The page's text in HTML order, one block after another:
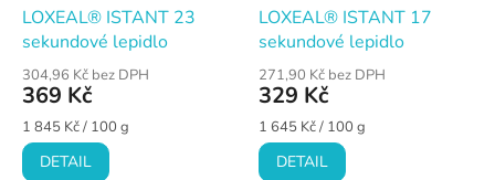
LOXEAL® ISTANT 23
sekundové lepidlo
304,96 Kč bez DPH
369 Kč
Měrná
cena:
1 845 Kč / 100 g
DETAIL
LOXEAL® ISTANT 17
sekundové lepidlo
271,90 Kč bez DPH
329 Kč
Měrná
cena:
1 645 Kč / 100 g
DETAIL